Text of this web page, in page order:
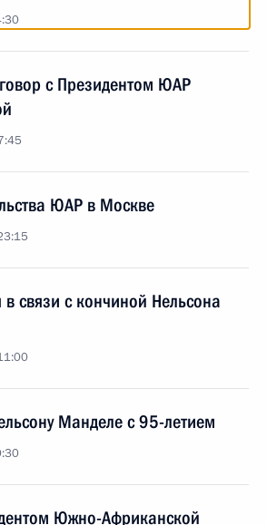
с Президентом ЮАР
ЮАР в Москве
связи с кончиной Нельсона
Манделе с 95-летием
Южно-Африканской